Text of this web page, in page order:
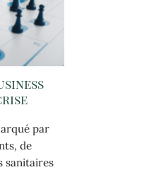
par
de
sanitaires